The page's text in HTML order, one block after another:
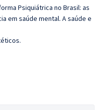
Psiquiátrica no Brasil: as
em saúde mental. A saúde e